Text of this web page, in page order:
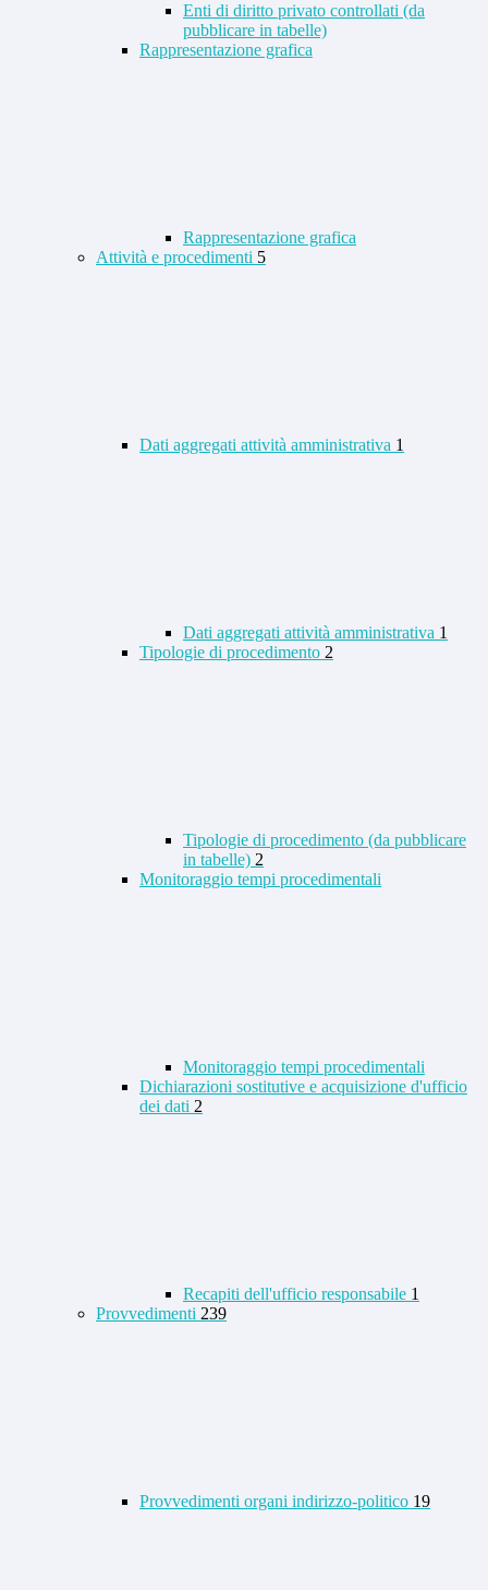
Enti di diritto privato controllati (da
pubblicare in tabelle)
Rappresentazione grafica
Rappresentazione grafica
Attività e procedimenti 5
Dati aggregati attività amministrativa 1
Dati aggregati attività amministrativa 1
Tipologie di procedimento 2
Tipologie di procedimento (da pubblicare
in tabelle) 2
Monitoraggio tempi procedimentali
Monitoraggio tempi procedimentali
Dichiarazioni sostitutive e acquisizione d'ufficio
dei dati 2
Recapiti dell'ufficio responsabile 1
Provvedimenti 239
Provvedimenti organi indirizzo-politico 19